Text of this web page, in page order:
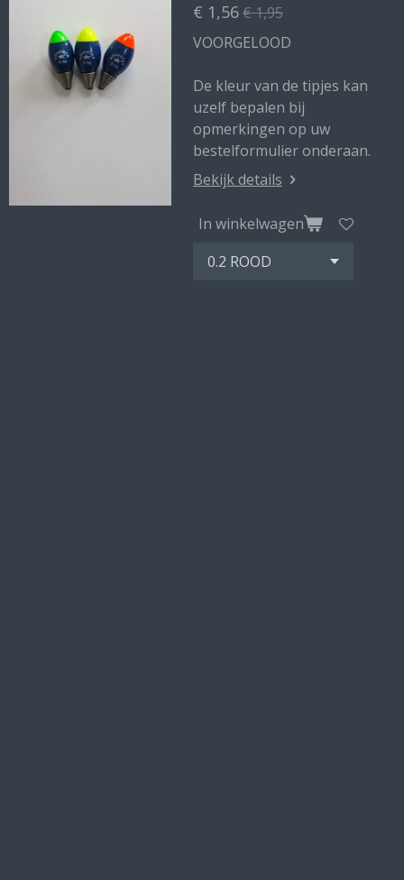
€ 1,56€ 1,95
VOORGELOOD
De kleur van de tipjes kan
uzelf bepalen bij
opmerkingen op uw
bestelformulier onderaan.
Bekijk details
In winkelwagen